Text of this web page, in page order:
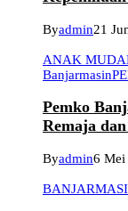
Byadmin21
ANAK MUDA
Banjarmasin
Pemko
Remaja
Byadmin6 Mei